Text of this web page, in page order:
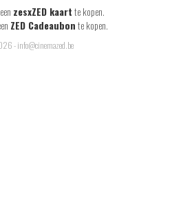
zesxZED kaartte kopen.
ZED Cadeaubonte kopen.
- info@cinemazed.be